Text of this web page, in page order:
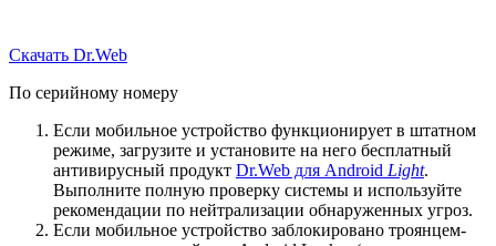
Скачать Dr.Web
По серийному номеру
Если мобильное устройство функционирует в штатном
режиме, загрузите и установите на него бесплатный
антивирусный продукт Dr.Web для Android Light.
Выполните полную проверку системы и используйте
рекомендации по нейтрализации обнаруженных угроз.
Если мобильное устройство заблокировано троянцем-